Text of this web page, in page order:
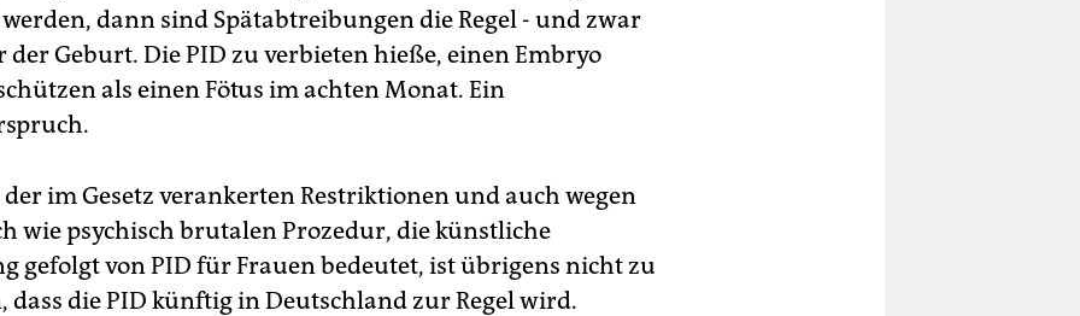
dann sind Spätabtreibungen die Regel - und zwar
der Geburt. Die PID zu verbieten hieße, einen Embryo
als einen Fötus im achten Monat. Ein
im Gesetz verankerten Restriktionen und auch wegen
wie psychisch brutalen Prozedur, die künstliche
gefolgt von PID für Frauen bedeutet, ist übrigens nicht zu
dass die PID künftig in Deutschland zur Regel wird.